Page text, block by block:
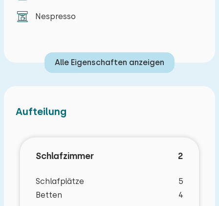
Nespresso
Alle Eigenschaften anzeigen
Aufteilung
Schlafzimmer 2
Schlafplätze
5
Betten
4